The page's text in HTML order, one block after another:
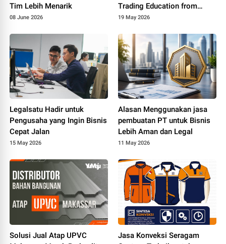
Tim Lebih Menarik
08 June 2026
Trading Education from
Malaysia to Singapore
19 May 2026
Legalsatu Hadir untuk
Pengusaha yang Ingin Bisnis
Cepat Jalan
15 May 2026
Alasan Menggunakan jasa
pembuatan PT untuk Bisnis
Lebih Aman dan Legal
11 May 2026
Solusi Jual Atap UPVC
Jasa Konveksi Seragam